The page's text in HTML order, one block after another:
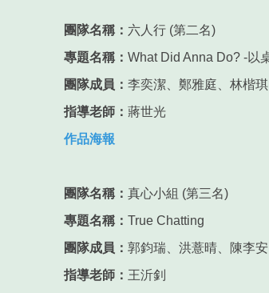
團隊名稱： 六人行 (第二名)
專題名稱： What Did Anna Do? -以
團隊成員： 李奕潔、鄭雅庭、林楷
指導老師： 蔣世光
作品海報
團隊名稱： 真心小組 (第三名)
專題名稱： True Chatting
團隊成員： 郭鈞瑞、洪薏晴、陳李
指導老師： 王沂釗